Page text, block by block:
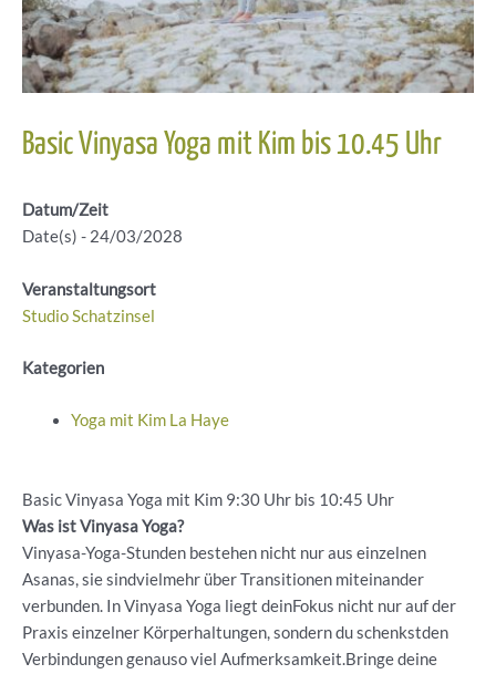
Basic Vinyasa Yoga mit Kim bis 10.45 Uhr
Datum/Zeit
Date(s) - 24/03/2028
Veranstaltungsort
Studio Schatzinsel
Kategorien
Yoga mit Kim La Haye
Basic Vinyasa Yoga mit Kim 9:30 Uhr bis 10:45 Uhr
Was ist Vinyasa Yoga?
Vinyasa-Yoga-Stunden bestehen nicht nur aus einzelnen
Asanas, sie sindvielmehr über Transitionen miteinander
verbunden. In Vinyasa Yoga liegt deinFokus nicht nur auf der
Praxis einzelner Körperhaltungen, sondern du schenkstden
Verbindungen genauso viel Aufmerksamkeit.Bringe deine